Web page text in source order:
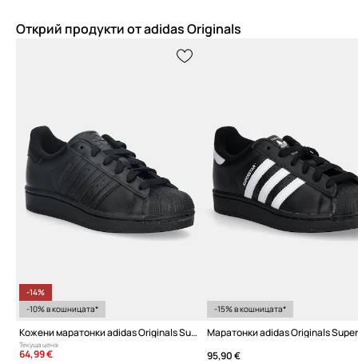
Открий продукти от adidas Originals
-14%
-10% в кошницата*
Кожени маратонки adidas Originals Superstar II
Текуща цена:
64,99 €
-15% в кошницата*
Маратонки adidas Originals
95,90 €